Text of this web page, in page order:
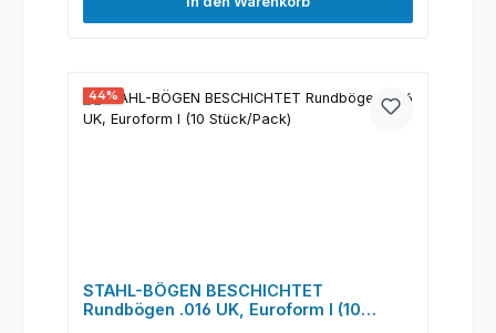
44%
STAHL-BÖGEN BESCHICHTET
Rundbögen .016 UK, Euroform I (10